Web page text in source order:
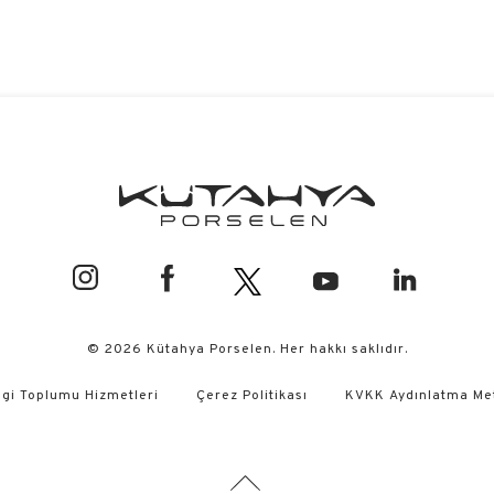
© 2026 Kütahya Porselen. Her hakkı saklıdır.
Toplumu Hizmetleri Çerez Politikası KVKK Aydınlatma